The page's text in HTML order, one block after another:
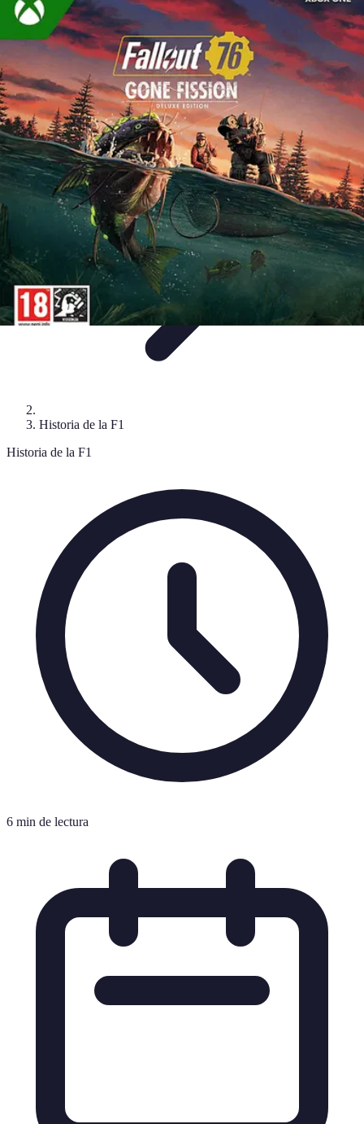
Leyendas F1
Historia y LegadoLeyendas de la F1 Historias de Pilotos
Estrategias
de CarreraPilotos Legendarios
Leyendas F1
Historia de la F1
Historia de la F1
6 min de lectura